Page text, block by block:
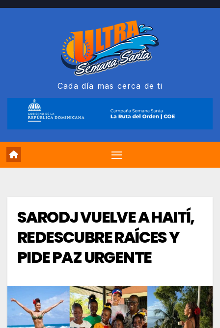
Saltar
Cada día mas cerca de ti
SARODJ VUELVE A HAITÍ,
REDESCUBRE RAÍCES Y
PIDE PAZ URGENTE